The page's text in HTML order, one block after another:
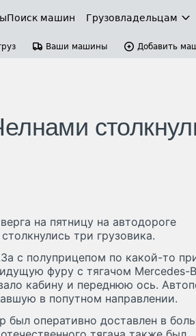
Поиск машин Грузовладельцам
Ваши машины Добавить
на пятницу на автодороге
три грузовика.
с полуприцепом по какой-то
фуру с тягачом Mercedes-
кабину и переднюю ось.
в попутном направлении.
оперативно доставлен в